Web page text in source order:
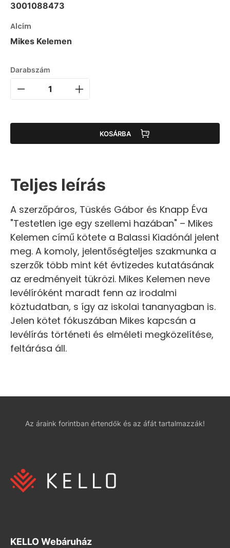
3001088473
Alcím
Mikes Kelemen
Darabszám
KOSÁRBA
Teljes leírás
A szerzőpáros, Tüskés Gábor és Knapp Éva
"Testetlen ige egy szellemi hazában" – Mikes
Kelemen című kötete a Balassi Kiadónál jelent
meg. A komoly, jelentőségteljes szakmunka a
szerzők több mint két évtizedes kutatásának
az eredményeit tükrözi. Mikes Kelemen neve
levélíróként maradt fenn az irodalmi
köztudatban, s így az iskolai tananyagban is.
Jelen kötet fókuszában Mikes kapcsán a
levélírás történeti és elméleti megközelítése,
feltárása áll.
Az áraink forintban értendők és az áfát tartalmazzák!
KELLO Webáruház